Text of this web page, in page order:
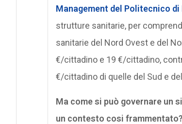
Management del Politecnico di
strutture sanitarie, per
sanitarie del Nord Ovest e del
€/cittadino e 19 €/cittadino,
€/cittadino di quelle del Sud e
Ma come si può governare un
un contesto cosi frammentato?